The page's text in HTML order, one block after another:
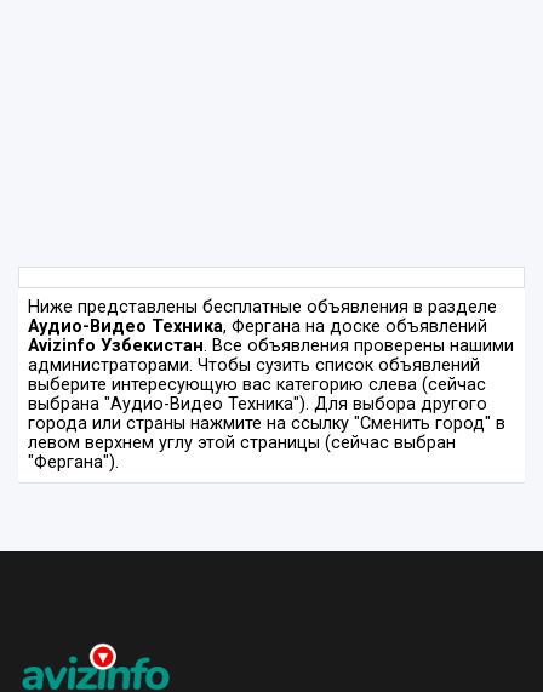
Ниже представлены бесплатные объявления в разделе
Аудио-Видео Техника, Фергана на доске объявлений
Avizinfo Узбекистан. Все объявления проверены нашими
администраторами. Чтобы сузить список объявлений
выберите интересующую вас категорию слева (сейчас
выбрана "Аудио-Видео Техника"). Для выбора другого
города или страны нажмите на ссылку "Сменить город" в
левом верхнем углу этой страницы (сейчас выбран
"Фергана").